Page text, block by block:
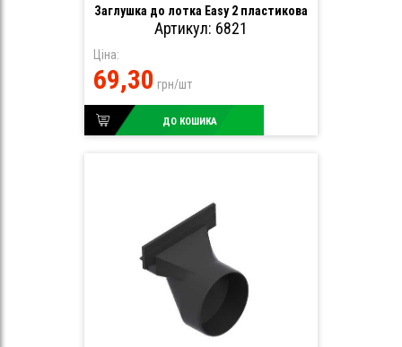
Заглушка до лотка Easy 2 пластикова
Артикул: 6821
Ціна:
69,30 грн/шт
ДО КОШИКА